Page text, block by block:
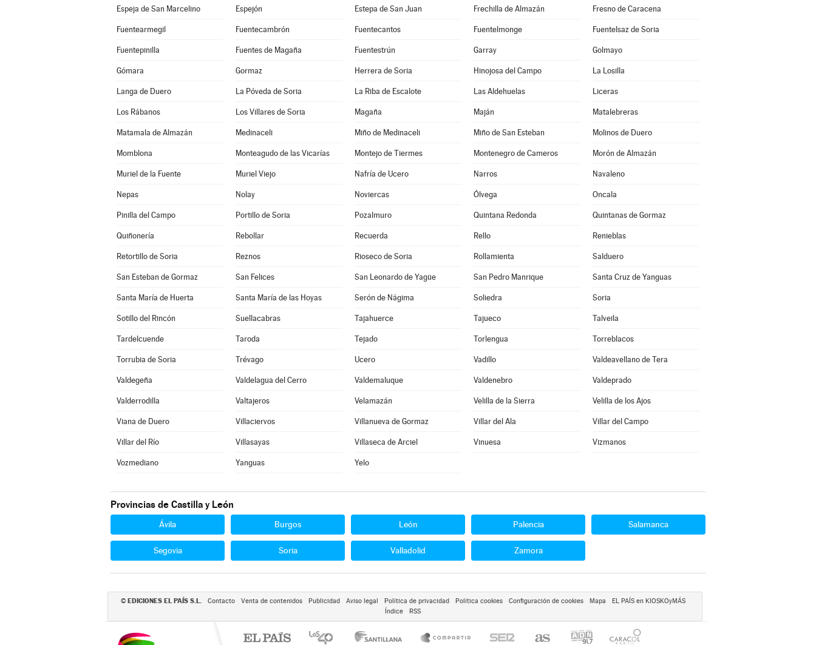
Espeja de San Marcelino Espejón Estepa de San Juan Frechilla de Almazán Fresno de Caracena
Fuentearmegil Fuentecambrón Fuentecantos Fuentelmonge Fuentelsaz de Soria
Fuentepinilla Fuentes de Magaña Fuentestrún Garray Golmayo
Gómara Gormaz Herrera de Soria Hinojosa del Campo La Losilla
Langa de Duero La Póveda de Soria La Riba de Escalote Las Aldehuelas Liceras
Los Rábanos Los Villares de Soria Magaña Maján Matalebreras
Matamala de Almazán Medinaceli Miño de Medinaceli Miño de San Esteban Molinos de Duero
Momblona Monteagudo de las Vicarías Montejo de Tiermes Montenegro de Cameros Morón de Almazán
Muriel de la Fuente Muriel Viejo Nafría de Ucero Narros Navaleno
Nepas Nolay Noviercas Ólvega Oncala
Pinilla del Campo Portillo de Soria Pozalmuro Quintana Redonda Quintanas de Gormaz
Quiñonería Rebollar Recuerda Rello Renieblas
Retortillo de Soria Reznos Rioseco de Soria Rollamienta Salduero
San Esteban de Gormaz San Felices San Leonardo de Yagüe San Pedro Manrique Santa Cruz de Yanguas
Santa María de Huerta Santa María de las Hoyas Serón de Nágima Soliedra Soria
Sotillo del Rincón Suellacabras Tajahuerce Tajueco Talveila
Tardelcuende Taroda Tejado Torlengua Torreblacos
Torrubia de Soria Trévago Ucero Vadillo Valdeavellano de Tera
Valdegeña Valdelagua del Cerro Valdemaluque Valdenebro Valdeprado
Valderrodilla Valtajeros Velamazán Velilla de la Sierra Velilla de los Ajos
Viana de Duero Villaciervos Villanueva de Gormaz Villar del Ala Villar del Campo
Villar del Río Villasayas Villaseca de Arciel Vinuesa Vizmanos
Vozmediano Yanguas Yelo
Provincias de Castilla y León
Ávila Burgos León Palencia Salamanca
Segovia Soria Valladolid Zamora
© EDICIONES EL PAÍS S.L. Contacto Venta de contenidos Publicidad Aviso legal Política de privacidad Política cookies Configuración de cookies Mapa
EL PAÍS en KIOSKOyMÁS
Índice
RSS